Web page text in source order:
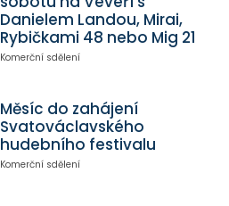
Danielem Landou, Mirai,
Rybičkami 48 nebo Mig 21
Komerční sdělení
Měsíc do zahájení
Svatováclavského
hudebního festivalu
Komerční sdělení